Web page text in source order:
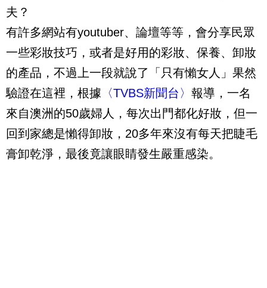
夫？
有許多網站有youtuber、論壇等等，會分享民眾
一些彩妝技巧，或者是好用的彩妝、保養、卸妝
的產品，不過上一段就說了「只有懶女人」果然
驗證在這裡，根據 〈TVBS新聞台〉 報導，一名
來自澳洲的50歲婦人，每次出門都化好妝，但一
回到家總是懶得卸妝，20多年來沒有每天把睫毛
膏卸乾淨，最後竟讓眼睛發生嚴重感染。